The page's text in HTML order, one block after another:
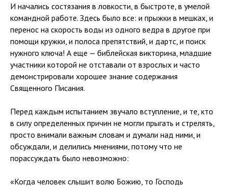
И начались состязания в ловкости, в быстроте, в умелой
командной работе. Здесь было все: и прыжки в мешках, и
перенос на скорость воды из одного ведра в другое при
помощи кружки, и полоса препятствий, и дартс, и поиск
нужного ключа! А еще — библейская викторина, младшие
участники которой не отставали от взрослых и часто
демонстрировали хорошее знание содержания
Священного Писания.
Перед каждым испытанием звучало вступление, и те, кто
в силу определенных причин не могли прыгать и стрелять,
просто внимали важным словам и думали над ними, и
обсуждали, и делились мнениями, потому что не
порассуждать было невозможно:
«Когда человек слышит волю Божию, то Господь